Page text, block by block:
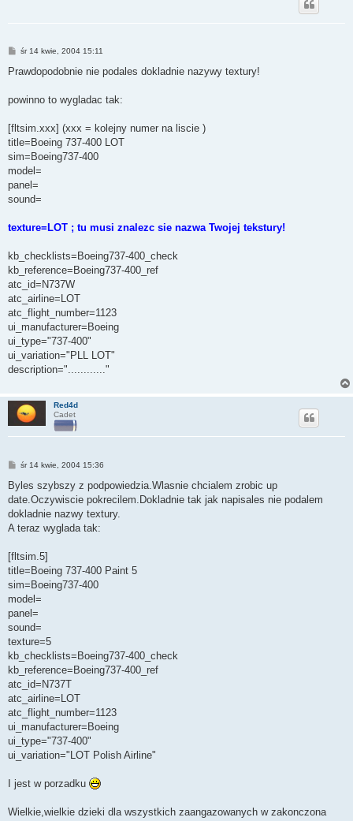
P
s
śr 14 kwie, 2004 15:11
Prawdopodobnie nie podales dokladnie nazywy textury!
powinno to wygladac tak:
[fltsim.xxx] (xxx = kolejny numer na liscie )
title=Boeing 737-400 LOT
sim=Boeing737-400
model=
panel=
sound=
texture=LOT ; tu musi znalezc sie nazwa Twojej tekstury!
kb_checklists=Boeing737-400_check
kb_reference=Boeing737-400_ref
atc_id=N737W
atc_airline=LOT
atc_flight_number=1123
ui_manufacturer=Boeing
ui_type="737-400"
ui_variation="PLL LOT"
description="............"
Red4d
Cadet
P
s
t
śr 14 kwie, 2004 15:36
Byles szybszy z podpowiedzia.Wlasnie chcialem zrobic up
date.Oczywiscie pokrecilem.Dokladnie tak jak napisales nie podalem
dokladnie nazwy textury.
A teraz wyglada tak:
[fltsim.5]
title=Boeing 737-400 Paint 5
sim=Boeing737-400
model=
panel=
sound=
texture=5
kb_checklists=Boeing737-400_check
kb_reference=Boeing737-400_ref
atc_id=N737T
atc_airline=LOT
atc_flight_number=1123
ui_manufacturer=Boeing
ui_type="737-400"
ui_variation="LOT Polish Airline"
I jest w porzadku
Wielkie,wielkie dzieki dla wszystkich zaangazowanych w zakonczona